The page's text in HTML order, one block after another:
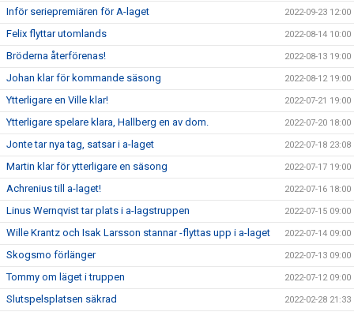
Inför seriepremiären för A-laget 2022-09-23 12:00
Felix flyttar utomlands 2022-08-14 10:00
Bröderna återförenas! 2022-08-13 19:00
Johan klar för kommande säsong 2022-08-12 19:00
Ytterligare en Ville klar! 2022-07-21 19:00
Ytterligare spelare klara, Hallberg en av dom. 2022-07-20 18:00
Jonte tar nya tag, satsar i a-laget 2022-07-18 23:08
Martin klar för ytterligare en säsong 2022-07-17 19:00
Achrenius till a-laget! 2022-07-16 18:00
Linus Wernqvist tar plats i a-lagstruppen 2022-07-15 09:00
Wille Krantz och Isak Larsson stannar -flyttas upp i a-laget 2022-07-14 09:00
Skogsmo förlänger 2022-07-13 09:00
Tommy om läget i truppen 2022-07-12 09:00
Slutspelsplatsen säkrad 2022-02-28 21:33